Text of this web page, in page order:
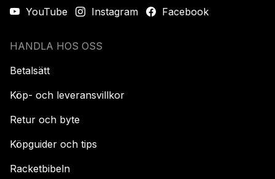
YouTube
Instagram Facebook
HANDLA HOS OSS
Betalsätt
Köp- och leveransvillkor
Retur och byte
Köpguider och tips
Racketbibeln